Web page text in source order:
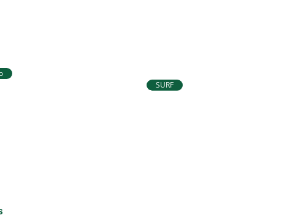
do Brasil de SURF
Ítalo Ferreira já está no